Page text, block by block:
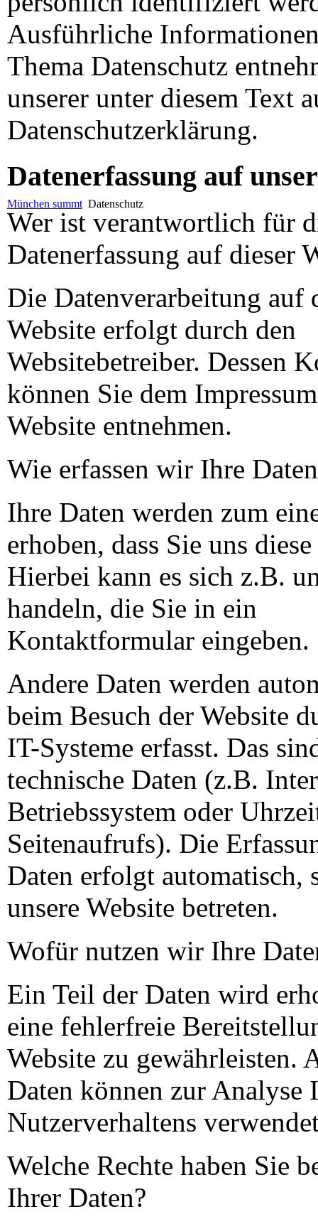
München summt Datenschutz
Ausführliche
Thema Datenschutz
unserer unter diesem Text
Datenschutzerklärung.
Datenerfassung auf
Wer ist verantwortlich für
Datenerfassung auf dieser
Die Datenverarbeitung auf
Website erfolgt durch den
Websitebetreiber. Dessen
können Sie dem
Website entnehmen.
Wie erfassen wir Ihre
Ihre Daten werden zum
erhoben, dass Sie uns
Hierbei kann es sich z.B.
handeln, die Sie in ein
Kontaktformular eingeben.
Andere Daten werden
beim Besuch der Website
IT-Systeme erfasst. Das
technische Daten (z.B.
Betriebssystem oder
Seitenaufrufs). Die
Daten erfolgt automatisch,
unsere Website betreten.
Wofür nutzen wir Ihre
Ein Teil der Daten wird
eine fehlerfreie
Website zu gewährleisten.
Daten können zur Analyse
Nutzerverhaltens
Welche Rechte haben Sie
Ihrer Daten?